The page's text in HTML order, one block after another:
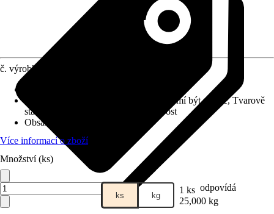
č. výrobku
Čisté, Nosné, Nesmí být mokré, Tvarově
stabilní, Bez látek snižujících přilnavost
Obsah
Více informací o zboží
Množství (ks)
ks kg 1 ks odpovídá
25,000 kg